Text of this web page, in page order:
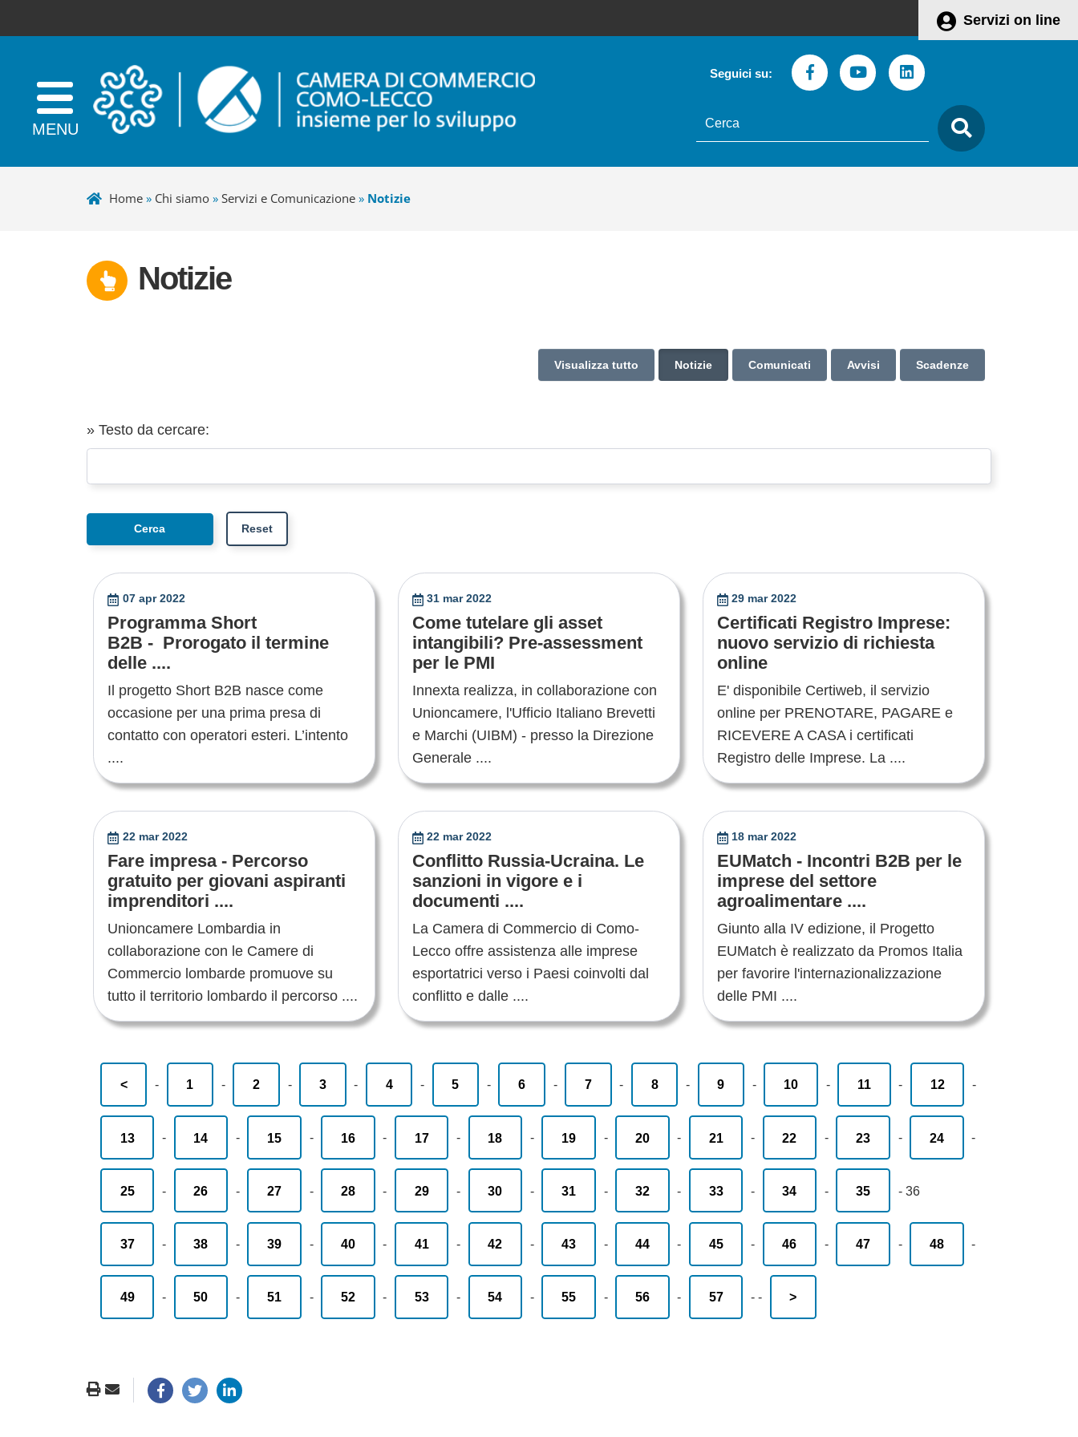
Servizi on line
Seguici su: FacebookYoutubeLinkedin
testo
da
cercare
Home» Chi siamo» Servizi e Comunicazione» Notizie
Notizie
Visualizza tutto Notizie Comunicati Avvisi Scadenze
» Testo da cercare:
07 apr 2022
Programma Short
B2B - Prorogato il termine
delle ....
Il progetto Short B2B nasce come
occasione per una prima presa di
contatto con operatori esteri. L’intento
....
31 mar 2022
Come tutelare gli asset
intangibili? Pre-assessment
per le PMI
Innexta realizza, in collaborazione con
Unioncamere, l'Ufficio Italiano Brevetti
e Marchi (UIBM) - presso la Direzione
Generale ....
29 mar 2022
Certificati Registro Imprese:
nuovo servizio di richiesta
online
E' disponibile Certiweb, il servizio
online per PRENOTARE, PAGARE e
RICEVERE A CASA i certificati
Registro delle Imprese. La ....
22 mar 2022
Fare impresa - Percorso
gratuito per giovani aspiranti
imprenditori ....
Unioncamere Lombardia in
collaborazione con le Camere di
Commercio lombarde promuove su
tutto il territorio lombardo il percorso ....
22 mar 2022
Conflitto Russia-Ucraina. Le
sanzioni in vigore e i
documenti ....
La Camera di Commercio di Como-
Lecco offre assistenza alle imprese
esportatrici verso i Paesi coinvolti dal
conflitto e dalle ....
18 mar 2022
EUMatch - Incontri B2B per le
imprese del settore
agroalimentare ....
Giunto alla IV edizione, il Progetto
EUMatch è realizzato da Promos Italia
per favorire l'internazionalizzazione
delle PMI ....
< - 1 - 2 - 3 - 4 - 5 - 6 - 7 - 8 - 9 - 10 - 11 - 12 -
13 - 14 - 15 - 16 - 17 - 18 - 19 - 20 - 21 - 22 - 23 - 24 -
25 - 26 - 27 - 28 - 29 - 30 - 31 - 32 - 33 - 34 - 35 - 36
37 - 38 - 39 - 40 - 41 - 42 - 43 - 44 - 45 - 46 - 47 - 48 -
49 - 50 - 51 - 52 - 53 - 54 - 55 - 56 - 57 - - >